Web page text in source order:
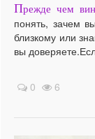
Прежде чем
понять, зачем
близкому или
вы
0 6